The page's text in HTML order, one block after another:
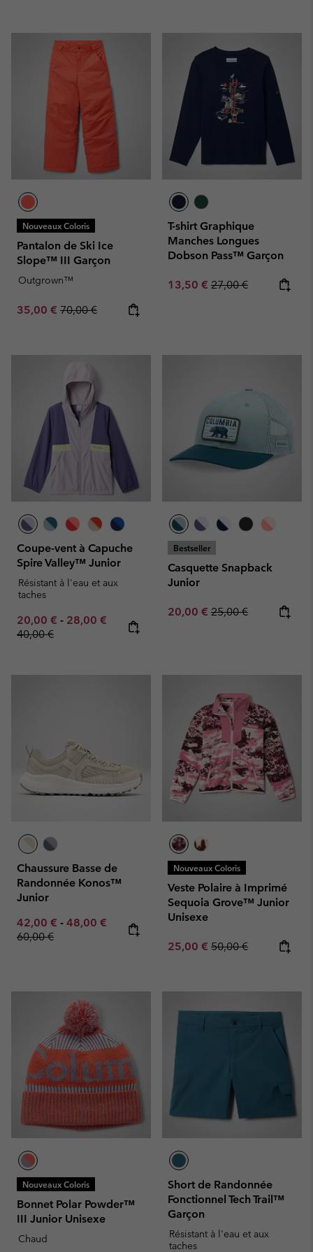
Nouveaux Coloris
Pantalon de Ski Ice
Slope™ III Garçon
Outgrown™
Sale price:
35,00 € Regular price:
70,00 €
T-shirt Graphique
Manches Longues
Dobson Pass™ Garçon
Sale price:
13,50 € Regular price:
27,00 €
Coupe-vent à Capuche
Spire Valley™ Junior
Résistant à l'eau et aux
taches
Minimum sale price:
20,00 € - Maximum sale price:
28,00 € Regular price:
40,00 €
Bestseller
Casquette Snapback
Junior
Sale price:
20,00 € Regular price:
25,00 €
Chaussure Basse de
Randonnée Konos™
Junior
Minimum sale price:
42,00 € - Maximum sale price:
48,00 € Regular price:
60,00 €
Nouveaux Coloris
Veste Polaire à Imprimé
Sequoia Grove™ Junior
Unisexe
Sale price:
25,00 € Regular price:
50,00 €
Nouveaux Coloris
Bonnet Polar Powder™
III Junior Unisexe
Chaud
Short de Randonnée
Fonctionnel Tech Trail™
Garçon
Résistant à l'eau et aux
taches